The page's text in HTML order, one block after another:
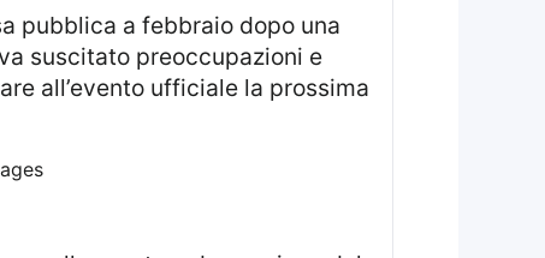
suscitato preoccupazioni e
all’evento ufficiale la prossima